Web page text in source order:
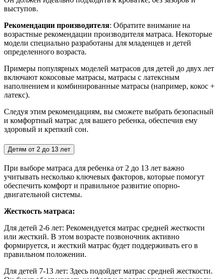
выступов.
Рекомендации производителя: Обратите внимание на
возрастные рекомендации производителя матраса. Некоторые
модели специально разработаны для младенцев и детей
определенного возраста.
Примеры популярных моделей матрасов для детей до двух лет
включают кокосовые матрасы, матрасы с латексным
наполнением и комбинированные матрасы (например, кокос +
латекс).
Следуя этим рекомендациям, вы сможете выбрать безопасный
и комфортный матрас для вашего ребенка, обеспечив ему
здоровый и крепкий сон.
Детям от 2 до 13 лет
При выборе матраса для ребенка от 2 до 13 лет важно
учитывать несколько ключевых факторов, которые помогут
обеспечить комфорт и правильное развитие опорно-
двигательной системы.
Жесткость матраса:
Для детей 2-6 лет: Рекомендуется матрас средней жесткости
или жесткий. В этом возрасте позвоночник активно
формируется, и жесткий матрас будет поддерживать его в
правильном положении.
Для детей 7-13 лет: Здесь подойдет матрас средней жесткости.